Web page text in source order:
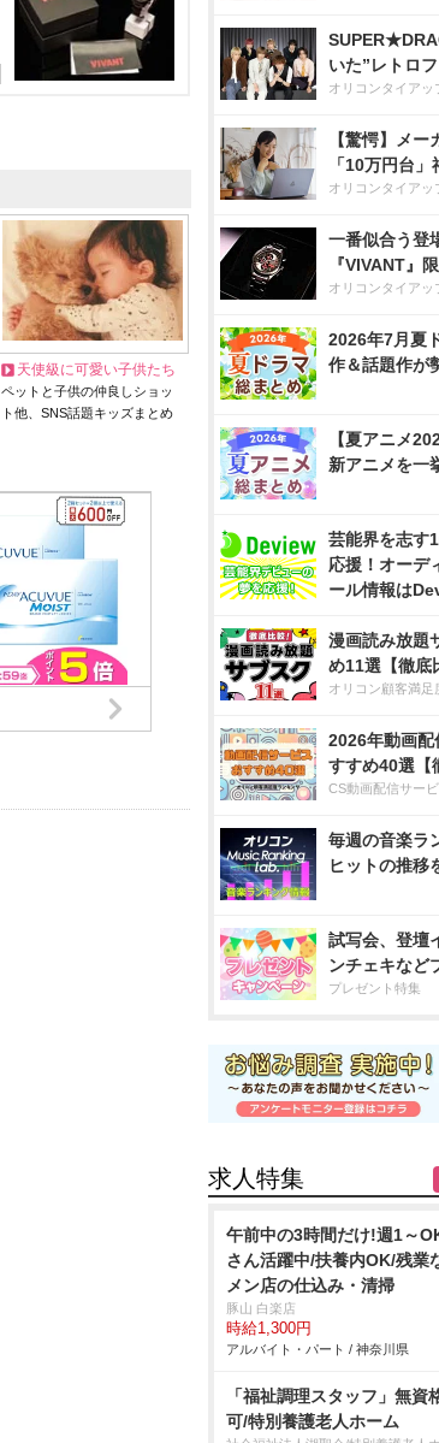
天使級に可愛い子供たち
ペットと子供の仲良しショッ
ト他、SNS話題キッズまとめ
いた”レトロ
オリコンタイアッ
【驚愕】メ
「10万円台
オリコンタイアッ
一番似合う登
『VIVANT』
オリコンタイアッ
2026年7月夏
作＆話題作が
【夏アニメ
新アニメを一
芸能界を志す
応援！オーデ
ール情報は
漫画読み放題
め11選【徹底
オリコン顧客満足
2026年動画配
すすめ40選【
CS動画配信サー
毎週の音楽ラ
ヒットの推移
試写会、登壇
ンチェキなど
プレゼント特集
求人特集
午前中の3時間だけ!週1～
さん活躍中/扶養内OK/残業
メン店の仕込み・清掃
豚山 白楽店
時給1,300円
アルバイト・パート / 神奈川県
「福祉調理スタッフ」無資
可/特別養護老人ホーム